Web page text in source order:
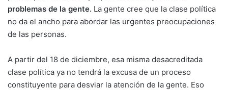
problemas de la gente. La gente cree que la clase política
no da el ancho para abordar las urgentes preocupaciones
de las personas.
A partir del 18 de diciembre, esa misma desacreditada
clase política ya no tendrá la excusa de un proceso
constituyente para desviar la atención de la gente. Eso